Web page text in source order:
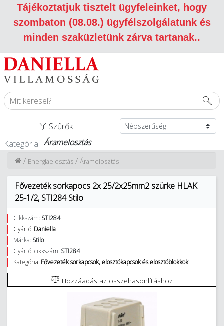
Tájékoztatjuk tisztelt ügyfeleinket, hogy
szombaton (08.08.) ügyfélszolgálatunk és
minden szaküzletünk zárva tartanak..
Szűrők
Kategória: Áramelosztás
Áramelosztás
/
Energiaelosztás
/
Fővezeték sorkapocs 2x 25/2x25mm2 szürke HLAK
25-1/2, STI284 Stilo
Cikkszám: STI284
Gyártó: Daniella
Márka: Stilo
Gyártói cikkszám: STI284
Kategória: Fővezeték sorkapcsok, elosztókapcsok és elosztóblokkok
Hozzáadás az összehasonlításhoz